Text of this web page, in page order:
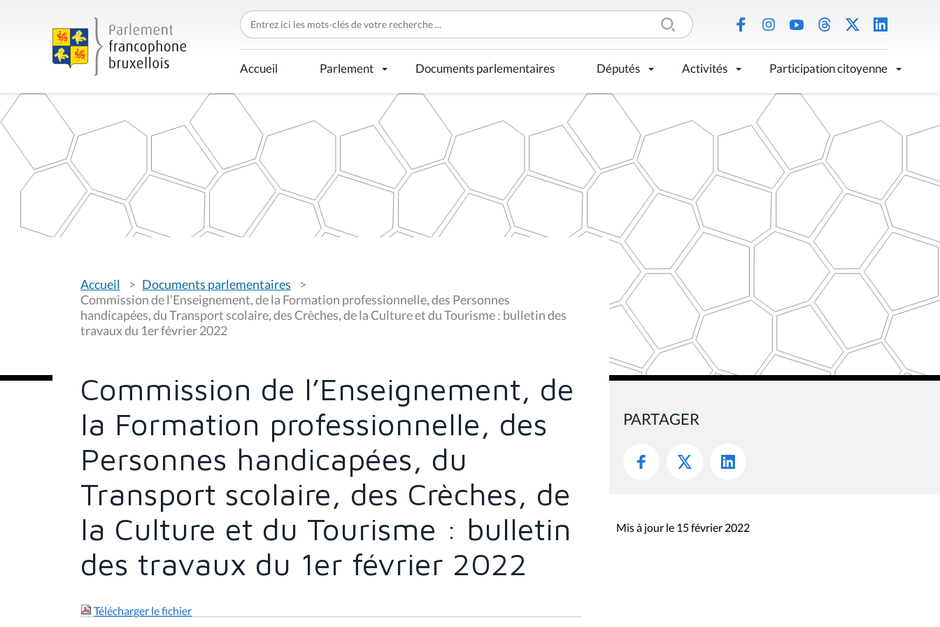
C
h
e
r
c
h
r
p
Accueil Parlement Documents parlementaires Députés Activités Participation citoyenne
o
u
s
ê
t
i
Accueil
Documents parlementaires
Commission de l’Enseignement, de la Formation professionnelle, des Personnes
handicapées, du Transport scolaire, des Crèches, de la Culture et du Tourisme : bulletin des
travaux du 1er février 2022
Commission de l’Enseignement, de
la Formation professionnelle, des
Personnes handicapées, du
Transport scolaire, des Crèches, de
la Culture et du Tourisme : bulletin
des travaux du 1er février 2022
Télécharger le fichier
PARTAGER
Mis à jour le 15 février 2022